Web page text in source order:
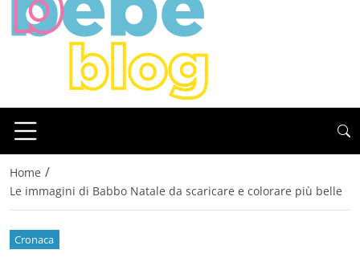
Home /
Le immagini di Babbo Natale da scaricare e colorare più belle
Cronaca